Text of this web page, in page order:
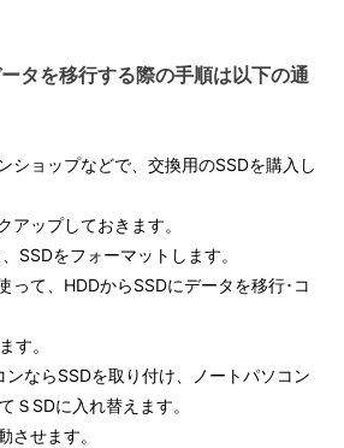
タを移行する際の手順は以下の通
ショップなどで、交換用のSSDを購入し
アップしておきます。
SSDをフォーマットします。
って、HDDからSSDにデータを移行･コ
す。
ならSSDを取り付け、ノートパソコン
ＳSDに入れ替えます。
させます。